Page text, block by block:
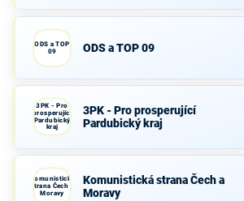
ODS a TOP
09
ODS a TOP 09
3PK - Pro
prosperující
Pardubický
kraj
3PK - Pro prosperující
Pardubický kraj
Komunistická
strana Čech a
Moravy
Komunistická strana Čech a
Moravy